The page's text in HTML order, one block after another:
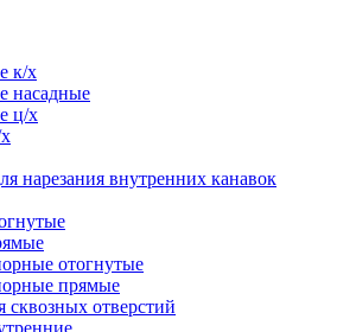
к/х
насадные
ц/х
нарезания внутренних канавок
отогнутые
прямые
сквозных отверстий